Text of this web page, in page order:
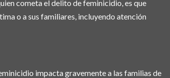
cometa el delito de feminicidio, es que
o a sus familiares, incluyendo atención
impacta gravemente a las familias de